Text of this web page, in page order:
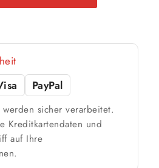
PayPal
sicher verarbeitet.
Kreditkartendaten und
auf Ihre